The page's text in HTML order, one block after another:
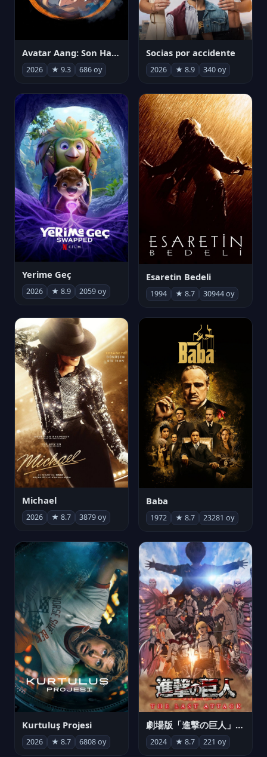
Avatar Aang: Son Havabükücü
2026 ★ 9.3 686 oy
Socias por accidente
2026 ★ 8.9 340 oy
Yerime Geç
2026 ★ 8.9 2059 oy
Esaretin Bedeli
1994 ★ 8.7 30944 oy
Michael
2026 ★ 8.7 3879 oy
Baba
1972 ★ 8.7 23281 oy
Kurtuluş Projesi
2026 ★ 8.7 6808 oy
劇場版「進撃の巨人」完結編 THE LAST ATTACK
2024 ★ 8.7 221 oy